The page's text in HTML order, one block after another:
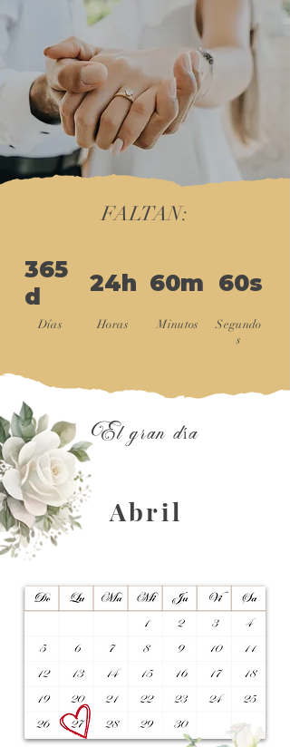
FALTAN:
365
d
24h 60m 60s
Horas Minutos
Segundo
s
Días
El gran día
Abril